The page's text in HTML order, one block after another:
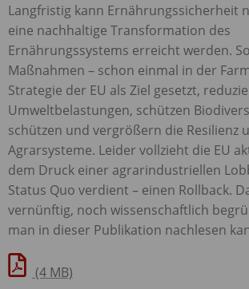
Langfristig kann Ernährungssicherheit
eine nachhaltige Transformation des
Ernährungssystems erreicht werden.
Maßnahmen – schon einmal in der
Strategie der EU als Ziel gesetzt,
Umweltbelastungen, schützen
schützen und vergrößern die Resilienz
Agrarsysteme. Leider vollzieht die EU
dem Druck einer agrarindustriellen
Status Quo verdient – einen Rollback.
vernünftig, noch wissenschaftlich
man in dieser Publikation nachlesen
(4 MB)